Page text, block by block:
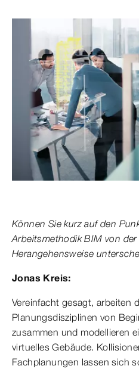
Können Sie kurz auf den
Arbeitsmethodik BIM von
Herangehensweise
Jonas Kreis:
Vereinfacht gesagt, arbeiten
Planungsdisziplinen von
zusammen und modellieren
virtuelles Gebäude.
Fachplanungen lassen sich